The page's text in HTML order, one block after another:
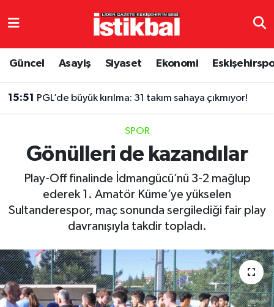
Güncel Asayiş Siyaset Ekonomi
15:51 PGL’de büyük kırılma: 31 takım sahaya çıkmıyor!
SPOR
Gönülleri de kazandılar
Play-Off finalinde İdmangücü’nü 3-2 mağlup
ederek 1. Amatör Küme’ye yükselen
Sultanderespor, maç sonunda sergilediği fair play
davranışıyla takdir topladı.
Eskişehirspor
Ekonomi
Sağlık
Yaşam
Eskişehir Nöbetçi Eczaneler
TFF 3.Lig 4.Grup Puan Durumu ve Fikstür
Son Dakika Haberleri
Haber Arşivi